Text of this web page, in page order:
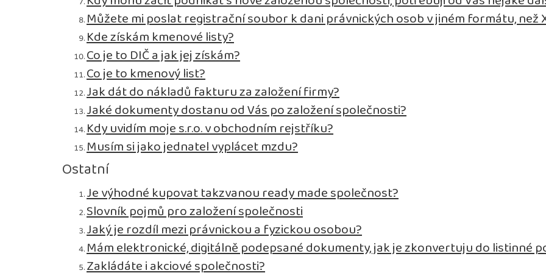
Můžete mi poslat registrační soubor k dani právnických osob v jiném formátu, než
Kde získám kmenové listy?
Co je to DIČ a jak jej získám?
Co je to kmenový list?
Jak dát do nákladů fakturu za založení firmy?
Jaké dokumenty dostanu od Vás po založení společnosti?
Kdy uvidím moje s.r.o. v obchodním rejstříku?
Musím si jako jednatel vyplácet mzdu?
Ostatní
Je výhodné kupovat takzvanou ready made společnost?
Slovník pojmů pro založení společnosti
Jaký je rozdíl mezi právnickou a fyzickou osobou?
Mám elektronické, digitálně podepsané dokumenty, jak je zkonvertuju do listinné
Zakládáte i akciové společnosti?